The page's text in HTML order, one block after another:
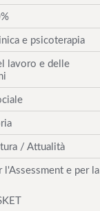
e psicoterapia
lavoro e delle
/ Attualità
l'Assessment e per la